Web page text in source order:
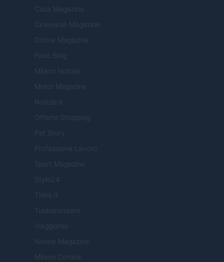
Casa Magazine
Cineverse Magazine
Donne Magazine
Food Blog
Milano Notizie
Motor Magazine
Notizie.it
Offerte Shopping
Pet Story
Professione Lavoro
Sport Magazine
Style24
Think.it
Tuobenessere
Viaggiamo
Nonne Magazine
Milano Cortina